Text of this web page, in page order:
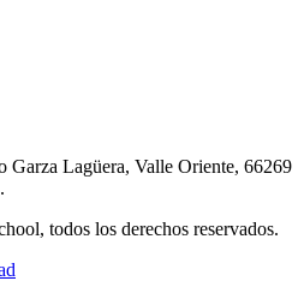
Garza Lagüera, Valle Oriente, 66269
todos los derechos reservados.